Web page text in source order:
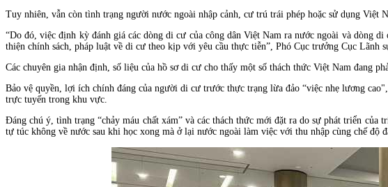
Tuy nhiên, vẫn còn tình trạng người nước ngoài nhập cảnh, cư trú trái phép hoặc sử dụng
“Do đó, việc định kỳ đánh giá các dòng di cư của công dân Việt Nam ra nước ngoài và dòng
thiện chính sách, pháp luật về di cư theo kịp với yêu cầu thực tiễn”, Phó Cục trưởng Cục Lãnh
Các chuyên gia nhận định, số liệu của hồ sơ di cư cho thấy một số thách thức Việt Nam đang
Bảo vệ quyền, lợi ích chính đáng của người di cư trước thực trạng lừa đảo “việc nhẹ lương
trực tuyến trong khu vực.
Đáng chú ý, tình trạng “chảy máu chất xám” và các thách thức mới đặt ra do sự phát triển
tự túc không về nước sau khi học xong mà ở lại nước ngoài làm việc với thu nhập cùng chế độ